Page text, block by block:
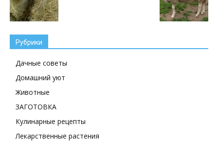
Рубрики
Дачные советы
Домашний уют
Животные
ЗАГОТОВКА
Кулинарные рецепты
Лекарственные растения